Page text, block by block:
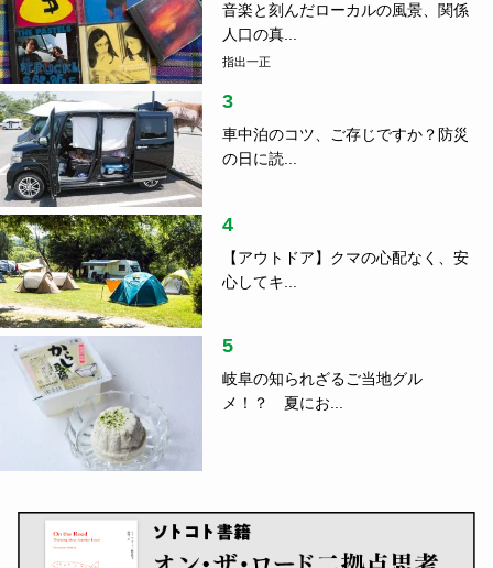
音楽と刻んだローカルの風景、関係
人口の真...
指出一正
3
車中泊のコツ、ご存じですか？防災
の日に読...
4
【アウトドア】クマの心配なく、安
心してキ...
5
岐阜の知られざるご当地グル
メ！？ 夏にお...